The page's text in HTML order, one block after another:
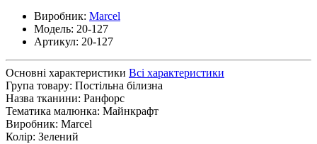
Виробник: Marcel
Модель: 20-127
Артикул: 20-127
Основні характеристики Всі характеристики
Група товару: Постільна білизна
Назва тканини: Ранфорс
Тематика малюнка: Майнкрафт
Виробник: Marcel
Колір: Зелений